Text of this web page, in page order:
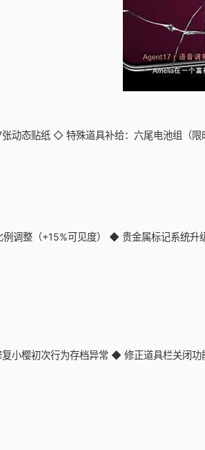
动态贴纸 ◇ 特殊道具补给：六尾电池组（限
例调整（+15%可见度） ◆ 贵金属标记系统
小樱初次行为存档异常 ◆ 修正道具栏关闭